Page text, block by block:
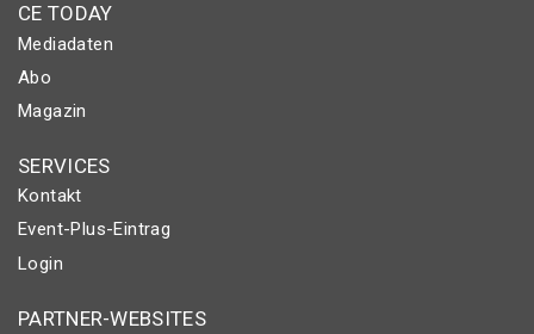
CE TODAY
Mediadaten
Abo
Magazin
SERVICES
Kontakt
Event-Plus-Eintrag
Login
PARTNER-WEBSITES